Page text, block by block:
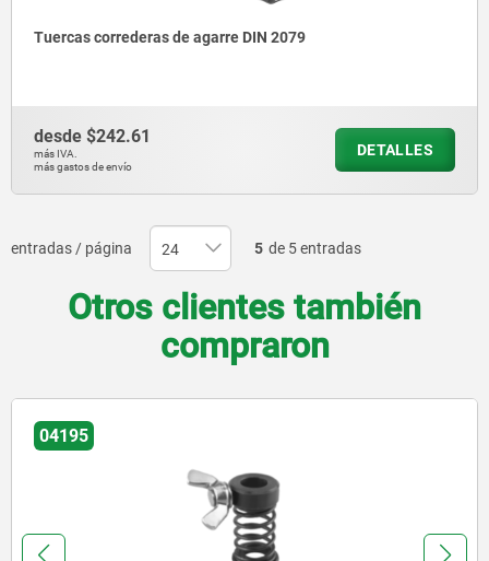
Tuercas correderas de agarre DIN 2079
desde $242.61
más IVA.
más gastos de envío
DETALLES
entradas / página 5 de 5 entradas
Otros clientes también
compraron
04080